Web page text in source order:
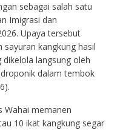
sebagai salah satu
Imigrasi dan
Upaya tersebut
sayuran kangkung hasil
langsung oleh
dalam tembok
Wahai memanen
10 ikat kangkung segar